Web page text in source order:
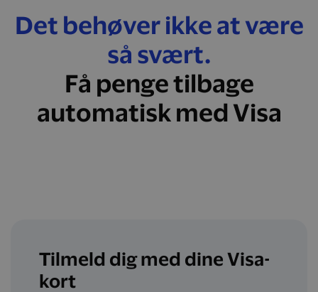
Det behøver ikke at være
så svært.
Få penge tilbage
automatisk med Visa
Tilmeld dig med dine Visa-
kort